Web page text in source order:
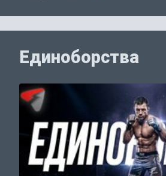
Единоборства